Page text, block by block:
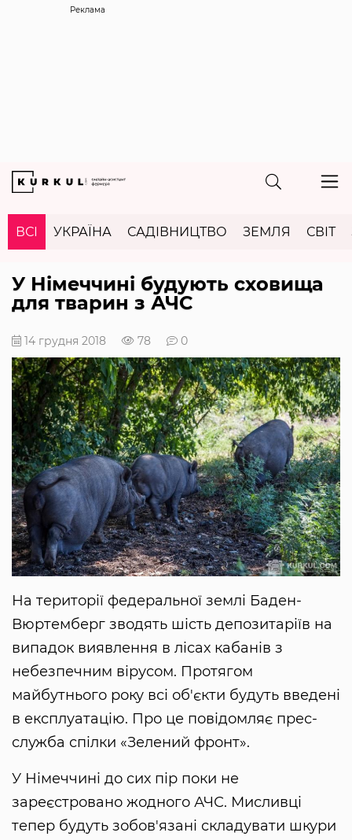
Реклама
ВСІ УКРАЇНА САДІВНИЦТВО ЗЕМЛЯ СВІТ
У Німеччині будують сховища
для тварин з АЧС
14 грудня 2018 78 0
На території федеральної землі Баден-
Вюртемберг зводять шість депозитаріїв на
випадок виявлення в лісах кабанів з
небезпечним вірусом. Протягом
майбутнього року всі об'єкти будуть введені
в експлуатацію. Про це повідомляє прес-
служба спілки «Зелений фронт».
У Німеччині до сих пір поки не
зареєстровано жодного АЧС. Мисливці
тепер будуть зобов'язані складувати шкури